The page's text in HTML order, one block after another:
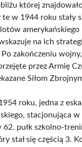
której
te w 1944 roku stały
na ich
zakończeniu
przez Armię
Siłom
roku, jedna z
stacjonująca w
62. pułk szkolno-
stał się częścią 3.